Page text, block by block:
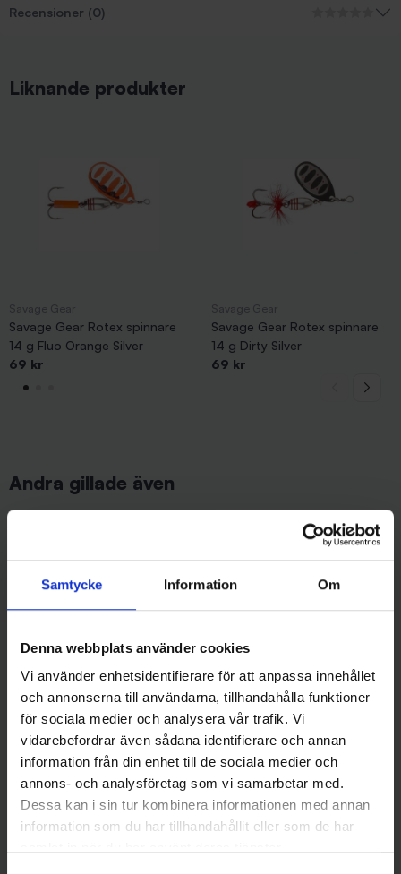
Samtycke Information Om
Denna webbplats använder cookies
Vi använder enhetsidentifierare för att anpassa innehållet
och annonserna till användarna, tillhandahålla funktioner
för sociala medier och analysera vår trafik. Vi
vidarebefordrar även sådana identifierare och annan
information från din enhet till de sociala medier och
annons- och analysföretag som vi samarbetar med.
Dessa kan i sin tur kombinera informationen med annan
information som du har tillhandahållit eller som de har
Recensioner (0)
Liknande produkter
Savage Gear Rotex spinnare
14 g Fluo Orange Silver
69 kr
Savage Gear Rotex spinnare
14 g Dirty Silver
69 kr
Andra gillade även
Savage Gear
Savage Gear Rotex spinnare
14 g Gold
69 kr
Mieko Predator
Mieko Kobra Spinnare 15 gr -
Silver/Svart
59 kr